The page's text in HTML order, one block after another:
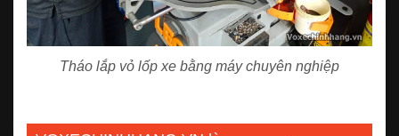
Tháo lắp vỏ lốp xe bằng máy chuyên nghiệp